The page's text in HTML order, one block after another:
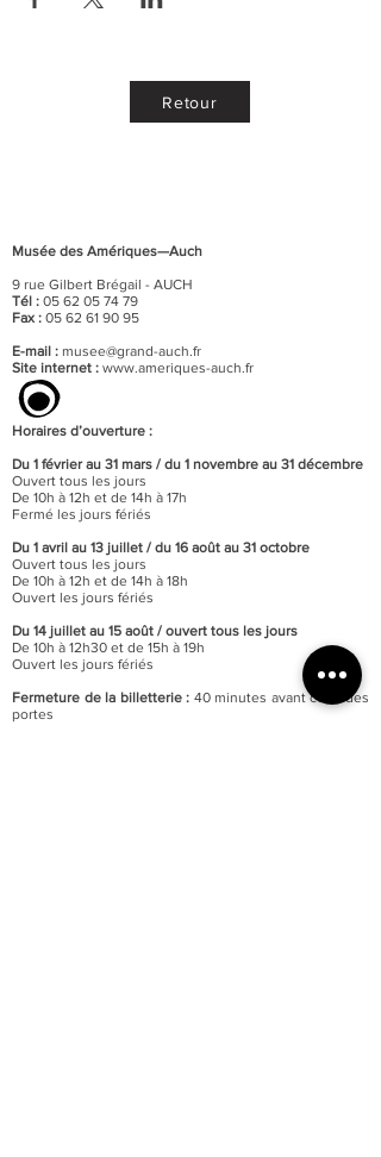
Retour
Musée des Amériques—Auch
9 rue Gilbert Brégail - AUCH
Tél : 05 62 05 74 79
Fax : 05 62 61 90 95
E-mail : musee@grand-auch.fr
Site internet : www.ameriques-auch.fr
Horaires d’ouverture :
Du 1 février au 31 mars / du 1 novembre au 31 décembre
Ouvert tous les jours
De 10h à 12h et de 14h à 17h
Fermé les jours fériés
Du 1 avril au 13 juillet / du 16 août au 31 octobre
Ouvert tous les jours
De 10h à 12h et de 14h à 18h
Ouvert les jours fériés
Du 14 juillet au 15 août / ouvert tous les jours
De 10h à 12h30 et de 15h à 19h
Ouvert les jours fériés
Fermeture de la billetterie : 40 minutes avant celle des
portes